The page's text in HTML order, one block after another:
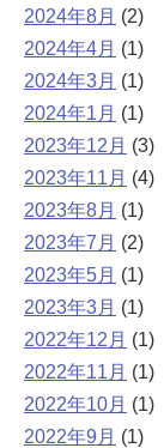
2024年8月 (2)
2024年4月 (1)
2024年3月 (1)
2024年1月 (1)
2023年12月 (3)
2023年11月 (4)
2023年8月 (1)
2023年7月 (2)
2023年5月 (1)
2023年3月 (1)
2022年12月 (1)
2022年11月 (1)
2022年10月 (1)
2022年9月 (1)